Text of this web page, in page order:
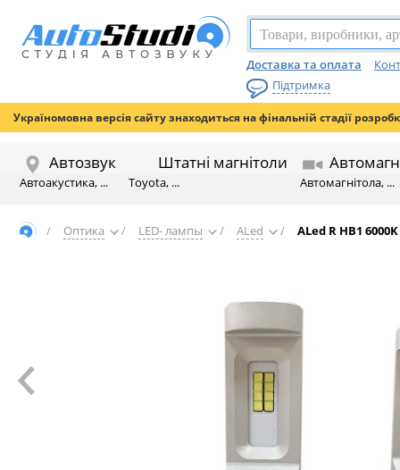
Доставка та оплата
Підтримка
Україномовна версія сайту знаходиться на фінальній стадії
Автозвук
Автоакустика, ...
Штатні магнітоли
Toyota, ... Автомагнітола, ...
/ Оптика / LED- лампы / ALed / ALed R HB1